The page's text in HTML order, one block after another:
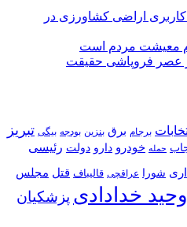
کاربری اراضی کشاورزی در
ام معیشت مردم است
عصر فروپاشی حقیقت
برجام برق بنزین بودجه بیگی تبریز
حمله خودرو دارو دولت رئیسی
شورا عراقچی قالیباف قتل مجلس
وحید خدادادی پزشکیان